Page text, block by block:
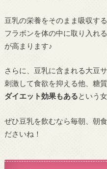
豆乳の栄養をそのまま吸収す
フラボンを体の中に取り入れ
が高まります♪
さらに、豆乳に含まれる大豆
刺激して食欲を抑える他、糖
ダイエット効果もあるという
ぜひ豆乳を飲むなら毎朝、朝
ださいね！